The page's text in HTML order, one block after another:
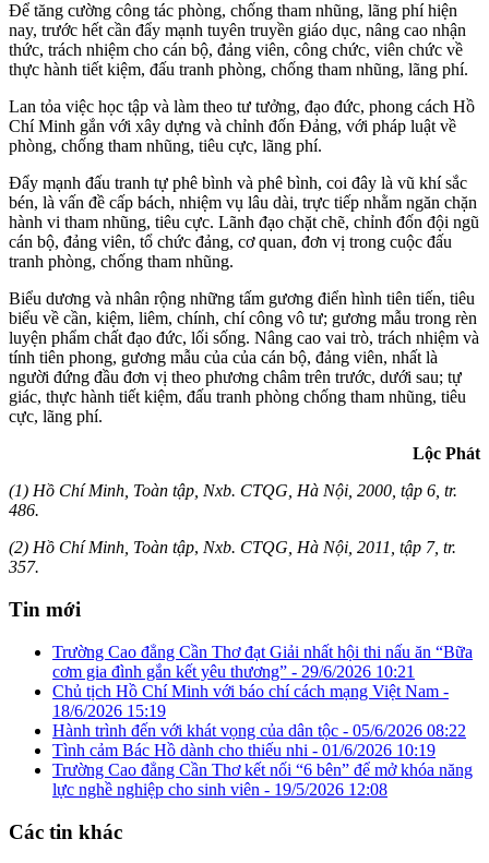
Để tăng cường công tác phòng, chống tham nhũng, lãng phí hiện
nay, trước hết cần đẩy mạnh tuyên truyền giáo dục, nâng cao nhận
thức, trách nhiệm cho cán bộ, đảng viên, công chức, viên chức về
thực hành tiết kiệm, đấu tranh phòng, chống tham nhũng, lãng phí.
Lan tỏa việc học tập và làm theo tư tưởng, đạo đức, phong cách Hồ
Chí Minh gắn với xây dựng và chỉnh đốn Đảng, với pháp luật về
phòng, chống tham nhũng, tiêu cực, lãng phí.
Đẩy mạnh đấu tranh tự phê bình và phê bình, coi đây là vũ khí sắc
bén, là vấn đề cấp bách, nhiệm vụ lâu dài, trực tiếp nhằm ngăn chặn
hành vi tham nhũng, tiêu cực. Lãnh đạo chặt chẽ, chỉnh đốn đội ngũ
cán bộ, đảng viên, tổ chức đảng, cơ quan, đơn vị trong cuộc đấu
tranh phòng, chống tham nhũng.
Biểu dương và nhân rộng những tấm gương điển hình tiên tiến, tiêu
biểu về cần, kiệm, liêm, chính, chí công vô tư; gương mẫu trong rèn
luyện phẩm chất đạo đức, lối sống. Nâng cao vai trò, trách nhiệm và
tính tiên phong, gương mẫu của của cán bộ, đảng viên, nhất là
người đứng đầu đơn vị theo phương châm trên trước, dưới sau; tự
giác, thực hành tiết kiệm, đấu tranh phòng chống tham nhũng, tiêu
cực, lãng phí.
Lộc Phát
(1) Hồ Chí Minh, Toàn tập, Nxb. CTQG, Hà Nội, 2000, tập 6, tr.
486.
(2) Hồ Chí Minh, Toàn tập, Nxb. CTQG, Hà Nội, 2011, tập 7, tr.
357.
Tin mới
Trường Cao đẳng Cần Thơ đạt Giải nhất hội thi nấu ăn “Bữa
cơm gia đình gắn kết yêu thương” - 29/6/2026 10:21
Chủ tịch Hồ Chí Minh với báo chí cách mạng Việt Nam -
18/6/2026 15:19
Hành trình đến với khát vọng của dân tộc - 05/6/2026 08:22
Tình cảm Bác Hồ dành cho thiếu nhi - 01/6/2026 10:19
Trường Cao đẳng Cần Thơ kết nối “6 bên” để mở khóa năng
lực nghề nghiệp cho sinh viên - 19/5/2026 12:08
Các tin khác